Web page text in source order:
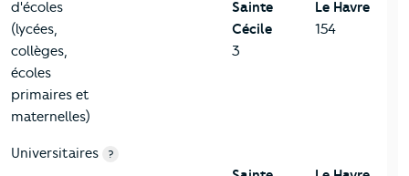
d'écoles
(lycées,
collèges,
écoles
primaires et
maternelles)
Sainte
Cécile
3
Le Havre
154
Universitaires ?